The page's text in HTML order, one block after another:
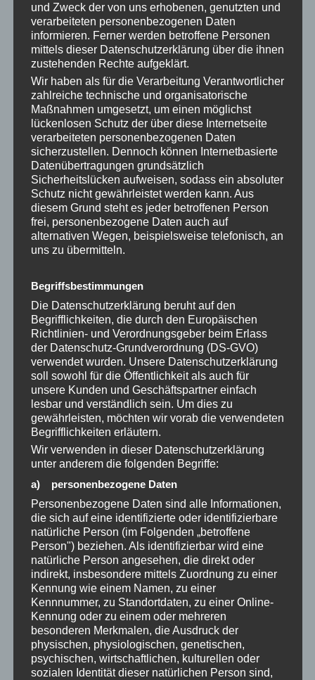
Bewusst unterbrechen – und der Geist folgt
Wenn du beginnst, eine Gedankenspirale bewusst
zu unterbrechen, entsteht mit der Zeit etwas
Neues. Dein Geist hört auf, im Kreis zu laufen, und
beginnt, deiner Ausrichtung zu folgen. Nicht, weil du
ihn zwingst, sondern weil er Führung bekommt.
So Klarheit entsteht oft genau dann, wenn du eine
Gedankenspirale unterbrichst, statt ihr weiter zu
folgen. Nicht durch Anstrengung, sondern durch
bewusste Unterbrechung.
Einladung für mehr im Leben
Energize your Work & Life beginnt genau hier,
indem du deine Gedankenspirale unterbrichst.
Nicht mit mehr Anstrengung, sondern mit einer
neuen inneren Wahl. Einer Wahl für Bewusstheit,
für Klarheit und für ein Arbeiten und Leben, das
dich nicht auslaugt, sondern trägt.
Am01.02.2026 um 10:00 Uhr öffnen wir diesen
Raum in einemkostenlosen Webinar. Für Frauen,
die nicht länger funktionieren wollen, sondern ein
Leben und einen Job kreieren möchten, der sie
wirklich beflügelt.
Wenn du dich in diesen Zeilen wiedererkennst, bist
duherzlich eingeladen.
#EnergetikTipp #energizeyourlife
#upgradeyourenergy #fragestellen #beobachter
#Gedankenkarussell #Klarheit #Gedankenfreiheit
#Energiearbeit #Transformation
#Selbstentwicklung #Leichtigkeit #Traumleben
#Frustjob #kündigungalschance
#Gedankenkarussell
und Zweck der von uns erhobenen, genutzten und
verarbeiteten personenbezogenen Daten
informieren. Ferner werden betroffene Personen
mittels dieser Datenschutzerklärung über die ihnen
zustehenden Rechte aufgeklärt.
Wir haben als für die Verarbeitung Verantwortlicher
zahlreiche technische und organisatorische
Maßnahmen umgesetzt, um einen möglichst
lückenlosen Schutz der über diese Internetseite
verarbeiteten personenbezogenen Daten
sicherzustellen. Dennoch können Internetbasierte
Datenübertragungen grundsätzlich
Sicherheitslücken aufweisen, sodass ein absoluter
Schutz nicht gewährleistet werden kann. Aus
diesem Grund steht es jeder betroffenen Person
frei, personenbezogene Daten auch auf
alternativen Wegen, beispielsweise telefonisch, an
uns zu übermitteln.
Begriffsbestimmungen
Die Datenschutzerklärung beruht auf den
Begrifflichkeiten, die durch den Europäischen
Richtlinien- und Verordnungsgeber beim Erlass
der Datenschutz-Grundverordnung (DS-GVO)
verwendet wurden. Unsere Datenschutzerklärung
soll sowohl für die Öffentlichkeit als auch für
unsere Kunden und Geschäftspartner einfach
lesbar und verständlich sein. Um dies zu
gewährleisten, möchten wir vorab die verwendeten
Begrifflichkeiten erläutern.
Wir verwenden in dieser Datenschutzerklärung
unter anderem die folgenden Begriffe:
a) personenbezogene Daten
Personenbezogene Daten sind alle Informationen,
die sich auf eine identifizierte oder identifizierbare
natürliche Person (im Folgenden „betroffene
Person") beziehen. Als identifizierbar wird eine
natürliche Person angesehen, die direkt oder
indirekt, insbesondere mittels Zuordnung zu einer
Kennung wie einem Namen, zu einer
Kennnummer, zu Standortdaten, zu einer Online-
Kennung oder zu einem oder mehreren
besonderen Merkmalen, die Ausdruck der
physischen, physiologischen, genetischen,
psychischen, wirtschaftlichen, kulturellen oder
sozialen Identität dieser natürlichen Person sind,